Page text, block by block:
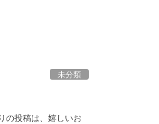
未分類
の投稿は、嬉しいお